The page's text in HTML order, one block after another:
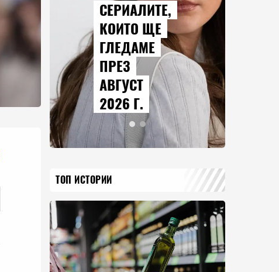
СЕРИАЛИТЕ,
КОИТО ЩЕ
ГЛЕДАМЕ
ПРЕЗ
АВГУСТ
2026 Г.
ТОП ИСТОРИИ